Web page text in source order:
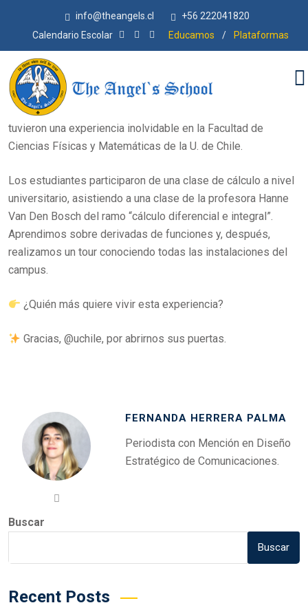
info@theangels.cl
+56 222041820
Calendario Escolar
Educamos / Plataformas
Fernanda Herrera Palma
¡De la sala de clases a la universidad!
Nuestros
estudiantes del electivo de matemáticas de IV° medio
tuvieron una experiencia inolvidable en la Facultad de
Ciencias Físicas y Matemáticas de la U. de Chile.
Los estudiantes participaron de una clase de cálculo a nivel
universitario, asistiendo a una clase de la profesora Hanne
Van Den Bosch del ramo “cálculo diferencial e integral”.
Aprendimos sobre derivadas de funciones y, después,
realizamos un tour conociendo todas las instalaciones del
campus.
¿Quién más quiere vivir esta experiencia?
Gracias, @uchile, por abrirnos sus puertas.
FERNANDA HERRERA PALMA
Periodista con Mención en Diseño
Estratégico de Comunicaciones.
Buscar
Buscar
Recent Posts